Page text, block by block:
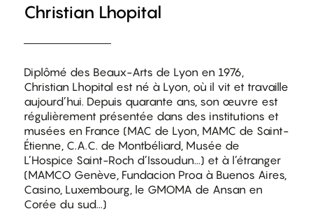
Christian Lhopital
Diplômé des Beaux-Arts de Lyon en 1976,
Christian Lhopital est né à Lyon, où il vit et travaille
aujourd’hui. Depuis quarante ans, son œuvre est
régulièrement présentée dans des institutions et
musées en France (MAC de Lyon, MAMC de Saint-
Étienne, C.A.C. de Montbéliard, Musée de
L’Hospice Saint-Roch d’Issoudun...) et à l’étranger
(MAMCO Genève, Fundacion Proa à Buenos Aires,
Casino, Luxembourg, le GMOMA de Ansan en
Corée du sud...)